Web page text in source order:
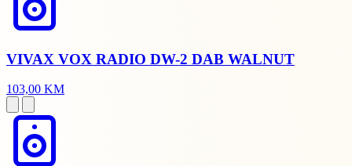
VIVAX VOX RADIO DW-2 DAB WALNUT
103,00 KM